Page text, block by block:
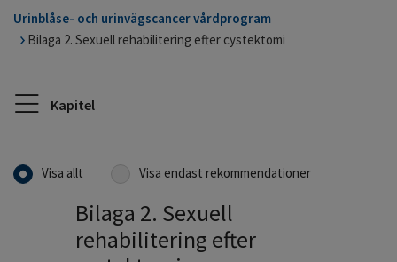
Urinblåse- och urinvägscancer vårdprogram
Bilaga 2. Sexuell rehabilitering efter cystektomi
Kapitel
Visa allt Visa endast rekommendationer
Bilaga 2. Sexuell
rehabilitering efter